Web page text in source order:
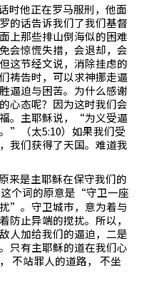
时他正在罗马服刑，他面
的话告诉我们了我们基督
上那些排山倒海似的困难
会惊慌失措，会退却，会
这节经文说，消除挂虑的
祷告时，可以求神挪走逼
逼迫与困苦。为什么感谢
心态呢？因为这时我们会
。主耶稣说，“为义受逼
”（太5:10）如果我们受
我们获得了天国。难道我
来是主耶稣在保守我们的
个词的原意是“守卫一座
”。守卫城市，意为着与
防止异端的搅扰。所以，
人加给我们的逼迫，二是
只有主耶稣的道在我们心
不站罪人的道路， 不坐